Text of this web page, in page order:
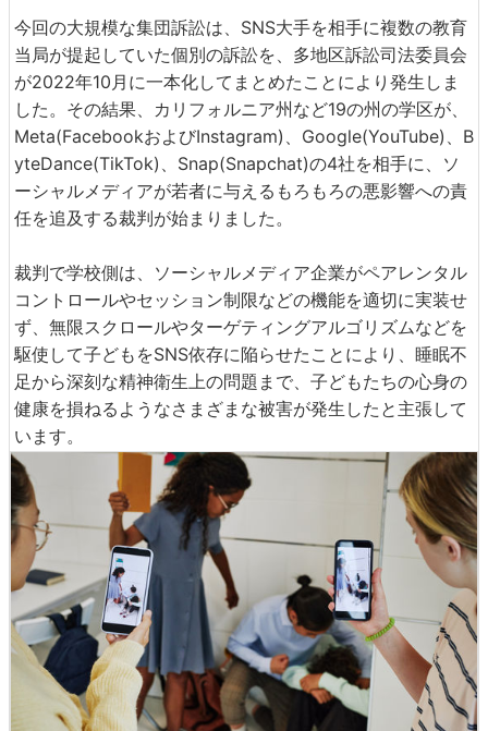
今回の大規模な集団訴訟は、SNS大手を相手に複数の教育
当局が提起していた個別の訴訟を、多地区訴訟司法委員会
が2022年10月に一本化してまとめたことにより発生しま
した。その結果、カリフォルニア州など19の州の学区が、
Meta(FacebookおよびInstagram)、Google(YouTube)、B
yteDance(TikTok)、Snap(Snapchat)の4社を相手に、ソ
ーシャルメディアが若者に与えるもろもろの悪影響への責
任を追及する裁判が始まりました。
裁判で学校側は、ソーシャルメディア企業がペアレンタル
コントロールやセッション制限などの機能を適切に実装せ
ず、無限スクロールやターゲティングアルゴリズムなどを
駆使して子どもをSNS依存に陥らせたことにより、睡眠不
足から深刻な精神衛生上の問題まで、子どもたちの心身の
健康を損ねるようなさまざまな被害が発生したと主張して
います。